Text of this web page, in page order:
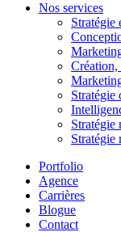
Nos services
Stratégie
Création,
Stratégie
Stratégie
Stratégie
Portfolio
Agence
Carrières
Blogue
Contact